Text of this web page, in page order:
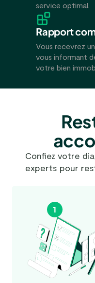
service optimal.
Rapport
Vous recevrez
vous informant
votre bien
Confiez votre
experts pour